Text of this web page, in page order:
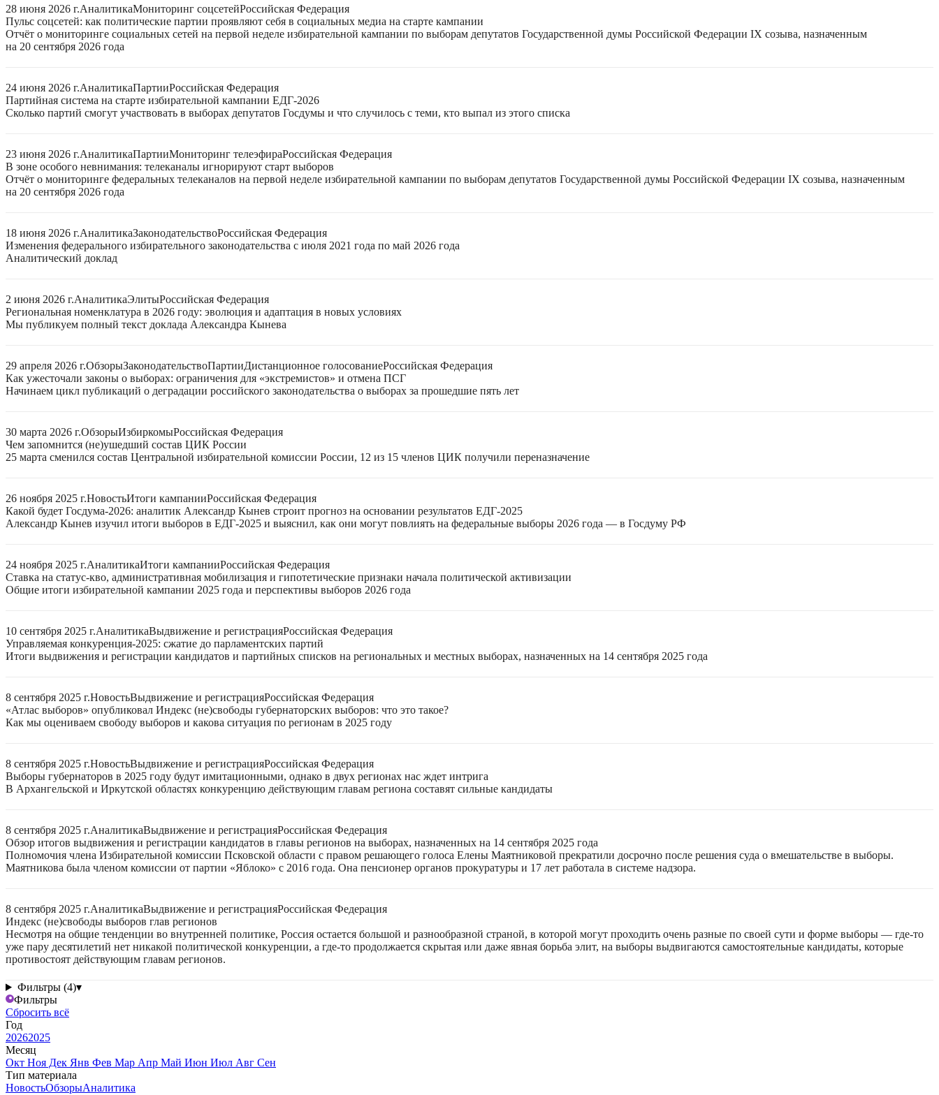
28 июня 2026 г.АналитикаМониторинг соцсетейРоссийская Федерация
Пульс соцсетей: как политические партии проявляют себя в социальных медиа на старте кампании
Отчёт о мониторинге социальных сетей на первой неделе избирательной кампании по выборам депутатов Государственной думы Российской Федерации IX созыва, назначенным
на 20 сентября 2026 года
24 июня 2026 г.АналитикаПартииРоссийская Федерация
Партийная система на старте избирательной кампании ЕДГ-2026
Сколько партий смогут участвовать в выборах депутатов Госдумы и что случилось с теми, кто выпал из этого списка
23 июня 2026 г.АналитикаПартииМониторинг телеэфираРоссийская Федерация
В зоне особого невнимания: телеканалы игнорируют старт выборов
Отчёт о мониторинге федеральных телеканалов на первой неделе избирательной кампании по выборам депутатов Государственной думы Российской Федерации IX созыва, назначенным
на 20 сентября 2026 года
18 июня 2026 г.АналитикаЗаконодательствоРоссийская Федерация
Изменения федерального избирательного законодательства с июля 2021 года по май 2026 года
Аналитический доклад
2 июня 2026 г.АналитикаЭлитыРоссийская Федерация
Региональная номенклатура в 2026 году: эволюция и адаптация в новых условиях
Мы публикуем полный текст доклада Александра Кынева
29 апреля 2026 г.ОбзорыЗаконодательствоПартииДистанционное голосованиеРоссийская Федерация
Как ужесточали законы о выборах: ограничения для «экстремистов» и отмена ПСГ
Начинаем цикл публикаций о деградации российского законодательства о выборах за прошедшие пять лет
30 марта 2026 г.ОбзорыИзбиркомыРоссийская Федерация
Чем запомнится (не)ушедший состав ЦИК России
25 марта сменился состав Центральной избирательной комиссии России, 12 из 15 членов ЦИК получили переназначение
26 ноября 2025 г.НовостьИтоги кампанииРоссийская Федерация
Какой будет Госдума-2026: аналитик Александр Кынев строит прогноз на основании результатов ЕДГ-2025
Александр Кынев изучил итоги выборов в ЕДГ-2025 и выяснил, как они могут повлиять на федеральные выборы 2026 года — в Госдуму РФ
24 ноября 2025 г.АналитикаИтоги кампанииРоссийская Федерация
Ставка на статус-кво, административная мобилизация и гипотетические признаки начала политической активизации
Общие итоги избирательной кампании 2025 года и перспективы выборов 2026 года
10 сентября 2025 г.АналитикаВыдвижение и регистрацияРоссийская Федерация
Управляемая конкуренция-2025: сжатие до парламентских партий
Итоги выдвижения и регистрации кандидатов и партийных списков на региональных и местных выборах, назначенных на 14 сентября 2025 года
8 сентября 2025 г.НовостьВыдвижение и регистрацияРоссийская Федерация
«Атлас выборов» опубликовал Индекс (не)свободы губернаторских выборов: что это такое?
Как мы оцениваем свободу выборов и какова ситуация по регионам в 2025 году
8 сентября 2025 г.НовостьВыдвижение и регистрацияРоссийская Федерация
Выборы губернаторов в 2025 году будут имитационными, однако в двух регионах нас ждет интрига
В Архангельской и Иркутской областях конкуренцию действующим главам региона составят сильные кандидаты
8 сентября 2025 г.АналитикаВыдвижение и регистрацияРоссийская Федерация
Обзор итогов выдвижения и регистрации кандидатов в главы регионов на выборах, назначенных на 14 сентября 2025 года
Полномочия члена Избирательной комиссии Псковской области с правом решающего голоса Елены Маятниковой прекратили досрочно после решения суда о вмешательстве в выборы.
Маятникова была членом комиссии от партии «Яблоко» с 2016 года. Она пенсионер органов прокуратуры и 17 лет работала в системе надзора.
8 сентября 2025 г.АналитикаВыдвижение и регистрацияРоссийская Федерация
Индекс (не)свободы выборов глав регионов
Несмотря на общие тенденции во внутренней политике, Россия остается большой и разнообразной страной, в которой могут проходить очень разные по своей сути и форме выборы — где-то
уже пару десятилетий нет никакой политической конкуренции, а где-то продолжается скрытая или даже явная борьба элит, на выборы выдвигаются самостоятельные кандидаты, которые
противостоят действующим главам регионов.
Фильтры (4)▾
Фильтры
Сбросить всё
Год
20262025
Месяц
Окт Ноя Дек Янв Фев Мар Апр Май Июн Июл Авг Сен
Тип материала
НовостьОбзорыАналитика